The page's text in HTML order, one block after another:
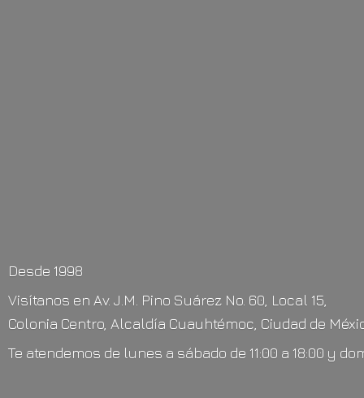
Desde 1998
Visítanos en Av. J.M. Pino Suárez No. 60, Local 15,
Colonia Centro, Alcaldía Cuauhtémoc, Ciudad de
Te atendemos de lunes a sábado de 11:00 a 18:00 y